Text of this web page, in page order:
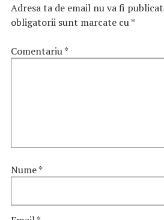
Adresa ta de email nu va fi
obligatorii sunt marcate cu*
Comentariu*
Nume*